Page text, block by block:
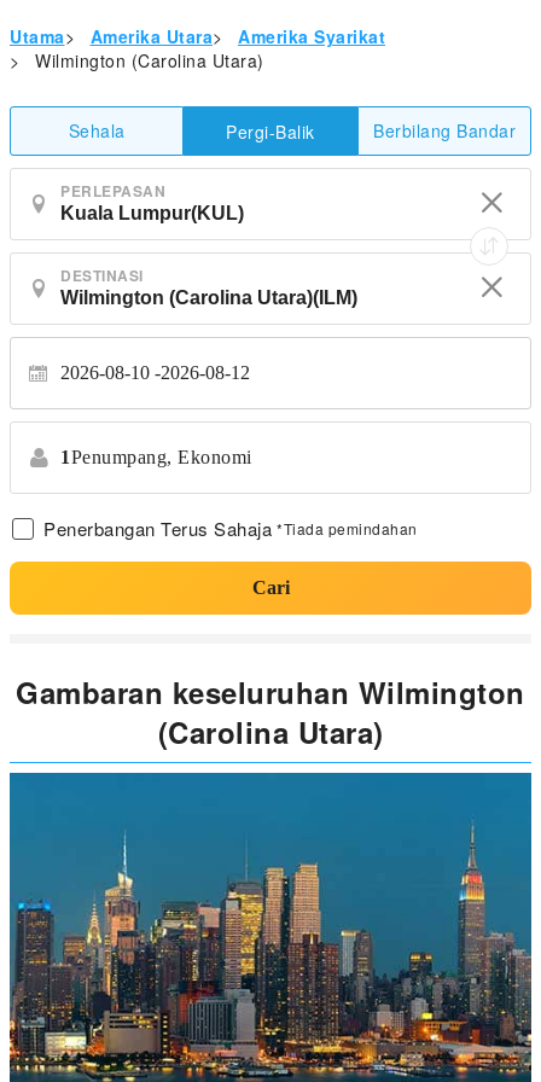
Utama> Amerika Utara>
Amerika Syarikat
>
Wilmington (Carolina Utara)
Sehala Pergi-Balik Berbilang Bandar
PERLEPASAN
DESTINASI
2026-08-10 2026-08-12
1Penumpang, Ekonomi
Penerbangan Terus Sahaja *Tiada pemindahan
Cari
Gambaran keseluruhan Wilmington
(Carolina Utara)